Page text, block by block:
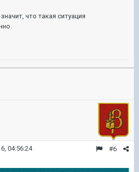
что такая ситуация
#6
04:56:24